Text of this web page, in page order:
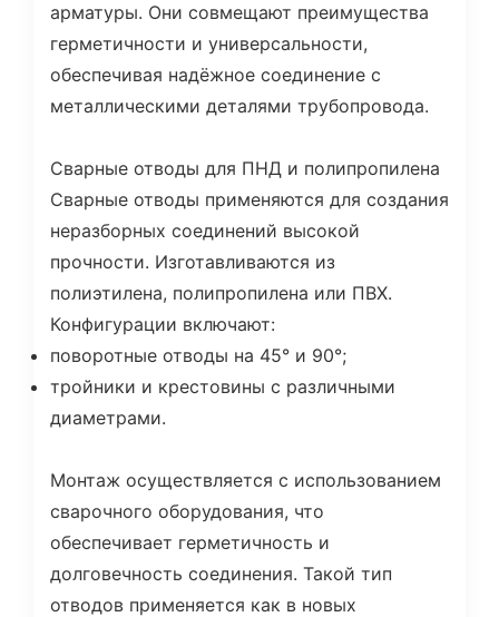
арматуры. Они совмещают преимущества
герметичности и универсальности,
обеспечивая надёжное соединение с
металлическими деталями трубопровода.
Сварные отводы для ПНД и полипропилена
Сварные отводы применяются для создания
неразборных соединений высокой
прочности. Изготавливаются из
полиэтилена, полипропилена или ПВХ.
Конфигурации включают:
поворотные отводы на 45° и 90°;
тройники и крестовины с различными
диаметрами.
Монтаж осуществляется с использованием
сварочного оборудования, что
обеспечивает герметичность и
долговечность соединения. Такой тип
отводов применяется как в новых